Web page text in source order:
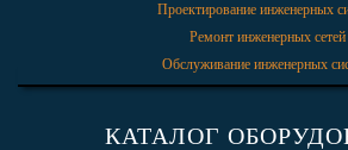
Проектирование инженерных
Ремонт инженерных сетей
Обслуживание инженерных
КАТАЛОГ